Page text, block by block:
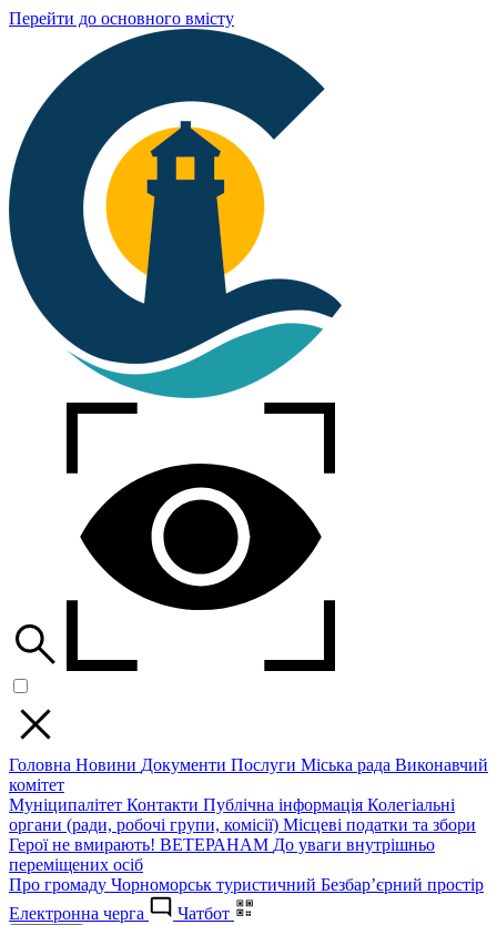
Перейти до основного вмісту
Головна Новини Документи Послуги Міська рада Виконавчий
комітет
Муніципалітет Контакти Публічна інформація Колегіальні
органи (ради, робочі групи, комісії) Місцеві податки та збори
Герої не вмирають! ВЕТЕРАНАМ До уваги внутрішньо
переміщених осіб
Про громаду Чорноморськ туристичний Безбар’єрний простір
Електронна черга
Чатбот